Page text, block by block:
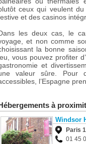
ceux qui veulent
et des casinos
les deux cas, le
et non comme
la bonne
vous pouvez profiter
et
valeur sûre. Pour
l’Espagne
à
Windsor
Paris
01 45